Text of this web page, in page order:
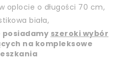
oplocie o długości 70 cm,
biała,
posiadamy szeroki wybór
na kompleksowe